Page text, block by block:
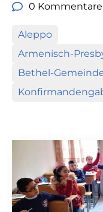
0 Kommentare
Aleppo
Armenisch-
Bethel-